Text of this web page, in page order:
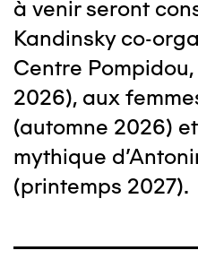
à venir seront
Kandinskyco-
Centre
2026), aux
(automne 2026)
mythique
(printemps 2027).